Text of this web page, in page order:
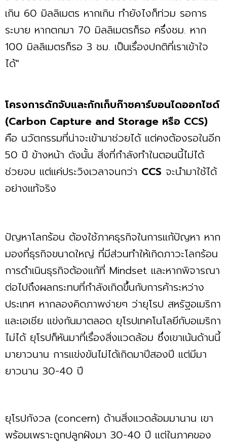
เกิน 60 มิลลิเมตร หากเกิน ทำยังไงก็ท่วม รอการ
ระบาย หากตกมา 70 มิลลิเมตรก็รอ ครึ่งชม. หาก
100 มิลลิเมตรก็รอ 3 ชม. เป็นเรื่องปกติที่เราเข้าใจ
ได้"
โครงการดักจับและกักเก็บก๊าซคาร์บอนไดออกไซด์
(Carbon Capture and Storage หรือ CCS)
คือ นวัตกรรมที่น่าจะเข้ามาช่วยได้ แต่คงต้องรอในอีก
50 ปี ข้างหน้า ดังนั้น สิ่งที่กำลังทำในตอนนี้ไม่ได้
ช่วยจบ แต่แค่ประวิงเวลาจนกว่า CCS จะนำมาใช้ได้
อย่างแท้จริง
ปัญหาโลกร้อน ต้องใช้ภาคธุรกิจในการแก้ปัญหา หาก
มองที่ธุรกิจขนาดใหญ่ ที่มีส่วนทำให้เกิดภาวะโลกร้อน
การดำเนินธุรกิจต้องแก้ที่ Mindset และหากพิจารณา
ต่อไปถึงผลกระทบที่กำลังเกิดขึ้นกับการค้าระหว่าง
ประเทศ หากลองคิดภาพง่ายๆ ว่ายุโรป สหรัฐอเมริกา
และเอเชีย แข่งกันมาตลอด ยุโรปเทคโนโลยีกับอเมริกา
ไม่ได้ ยุโรปก็หันมาที่เรื่องสิ่งแวดล้อม ซึ่งเขาเน้นด้านนี้
มายาวนาน การแข่งขันไม่ได้เกิดมาปีสองปี แต่มีมา
ยาวนาน 30-40 ปี
ยุโรปกังวล (concern) ด้านสิ่งแวดล้อมมานาน เขา
พร้อมเพราะถูกปลูกฝังมา 30-40 ปี แต่ในภาคของ